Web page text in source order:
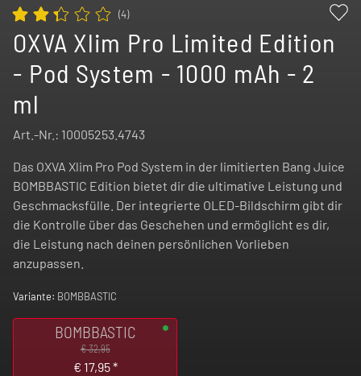
(4)
OXVA Xlim Pro Limited Edition
- Pod System - 1000 mAh - 2
ml
Art.-Nr.: 10005253.4743
Das OXVA Xlim Pro Pod System in der limitierten Bang Juice
BOMBBASTIC Edition bietet dir die ultimative Leistung und
Geschmacksfülle. Der integrierte OLED-Bildschirm gibt dir
die Kontrolle über das Geschehen und ermöglicht es dir,
die Leistung nach deinen persönlichen Vorlieben
anzupassen.
Variante: BOMBBASTIC
BOMBBASTIC
€ 32,95
€ 17,95*